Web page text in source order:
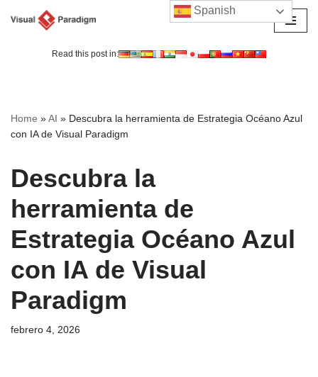
Read this post in:
Home »AI » Descubra la herramienta de Estrategia Océano Azul
con IA de Visual Paradigm
Descubra la
herramienta de
Estrategia Océano Azul
con IA de Visual
Paradigm
febrero 4, 2026
Spanish